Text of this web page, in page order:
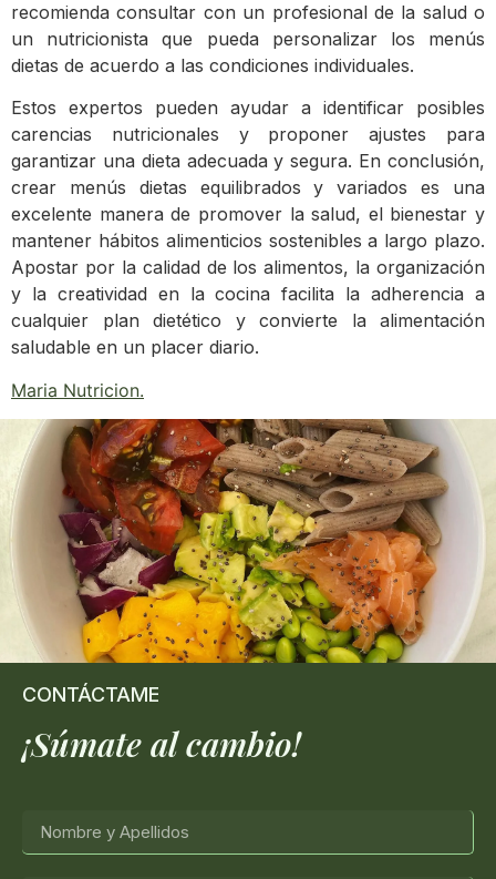
recomienda consultar con un profesional de la salud o
un nutricionista que pueda personalizar los menús
dietas de acuerdo a las condiciones individuales.
Estos expertos pueden ayudar a identificar posibles
carencias nutricionales y proponer ajustes para
garantizar una dieta adecuada y segura. En conclusión,
crear menús dietas equilibrados y variados es una
excelente manera de promover la salud, el bienestar y
mantener hábitos alimenticios sostenibles a largo plazo.
Apostar por la calidad de los alimentos, la organización
y la creatividad en la cocina facilita la adherencia a
cualquier plan dietético y convierte la alimentación
saludable en un placer diario.
Maria Nutricion.
CONTÁCTAME
¡Súmate al cambio!